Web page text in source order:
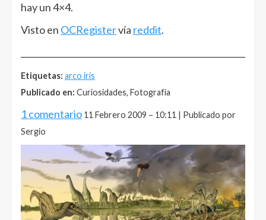
hay un 4×4.
Visto en OCRegistervía reddit.
Etiquetas: arco iris
Publicado en: Curiosidades, Fotografía
1 comentario 11 Febrero 2009 – 10:11 | Publicado por
Sergio